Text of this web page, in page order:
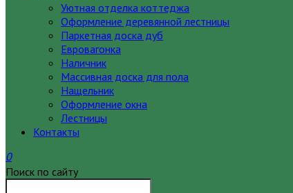
Уютная отделка коттеджа
Оформление деревянной лестницы
Паркетная доска дуб
Евровагонка
Наличник
Массивная доска для пола
Нащельник
Оформление окна
Лестницы
Контакты
0
Поиск по сайту